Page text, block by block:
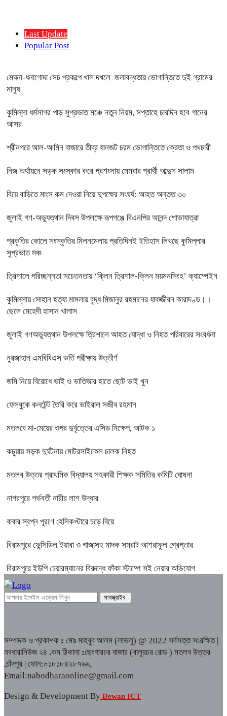
Last Update
Popular Post
মেঘনা-ধনাগোদা সেচ প্রকল্পে খাল দখলে জলাবদ্ধতায় ভোগান্তিতে দুই গ্রামের
মানুষ
কুমিল্লা ধর্মসাগর পাড় সুপ্রভাত মঞ্চে নতুন নিয়ম, সপ্তাহে চারদিন হবে গানের
আসর
শ্রীনগরে আল-আমিন বাজারে তীব্র যানজট চরম ভোগান্তিতে ক্রেতা ও পথচারী
নিজ অর্থায়নে সড়ক সংস্কার করে প্রশংসায় মেম্বার প্রার্থী আব্দুস সালাম
বিয়ে বাড়িতে মাংস কম দেওয়া নিয়ে দুপক্ষের সংঘর্ষ: আহত অন্তত ৩০ ​
জুলাই গণ-অভ্যুত্থান দিবস উপলক্ষে রূপগঞ্জে বিএনপির আনন্দ শোভাযাত্রা
প্রকৃতির কোলে সংস্কৃতির মিলনমেলায় প্রতিদিনই ইতিহাস লিখছে কুমিল্লার
সুপ্রভাত মঞ্চ
ত্রিশালে পরিচ্ছন্নতা সচেতনতায় ‘ক্লিন ত্রিশাল-ক্লিন ময়মনসিংহ’ ক্যাম্পেইন
কুমিল্লায় সোহান হত্যা মামলায় বৃদ্ধ মিজানুর রহমানের যাবজ্জীবন কারাদণ্ড।।
ছেলে মেহেদী হাসান খালাস
জুলাই গণঅভ্যুত্থান উপলক্ষে ত্রিশালে আহত যোদ্ধা ও নিহত পরিবারের সংবর্ধনা
নুরজাহান এমবিবিএস ভর্তি পরীক্ষায় উত্তীর্ণ
জমি নিয়ে বিরোধে ভাই ও ভাতিজার হাতে ছোট ভাই খুন
ফেসবুকে কনটেন্ট তৈরি করে ভাইরাল সজীব রহমান
মতলবে মা-মেয়ের ওপর দুর্বৃত্তের এসিড নিক্ষেপ, আটক ১
কচুয়ায় সড়ক দুর্ঘটনায় মোটরসাইকেল চালক নিহত
মতলব উত্তর প্রাথমিক বিদ্যালয় সহকারী শিক্ষক সমিতির কমিটি ঘোষনা
নাগরপুরে গর্ভবতী নারীর লাশ উদ্ধার
বাবার স্বপ্ন পূরণে হেলিকপ্টারে চড়ে বিয়ে
বিরামপুরে ফেন্সিডিল ইয়াবা ও গাজাসহ মাদক সম্রাট আশরাফুল গ্রেপ্তার
বিরামপুরে ইউপি চেয়ারম্যানের বিরুদ্ধে ফাঁকা স্টাম্পে সই নেয়ার অভিযোগ
সম্পাদক ও প্রকাশক : মোঃ মাহবুব আলম (লাভলু) @ 2022 সর্বসত্ত সংরক্ষিত |
নবধারানিউজ ২৪ .কম ঠিকানা :ছেংগারচর বাজার (বালুরচর রোড ) মতলব উত্তর
,চাঁদপুর | ফোন:০১৮১৮৪২৮৭৬৯,
Email:nabodharaonline@gmail.com
Design & Development By Dewan ICT